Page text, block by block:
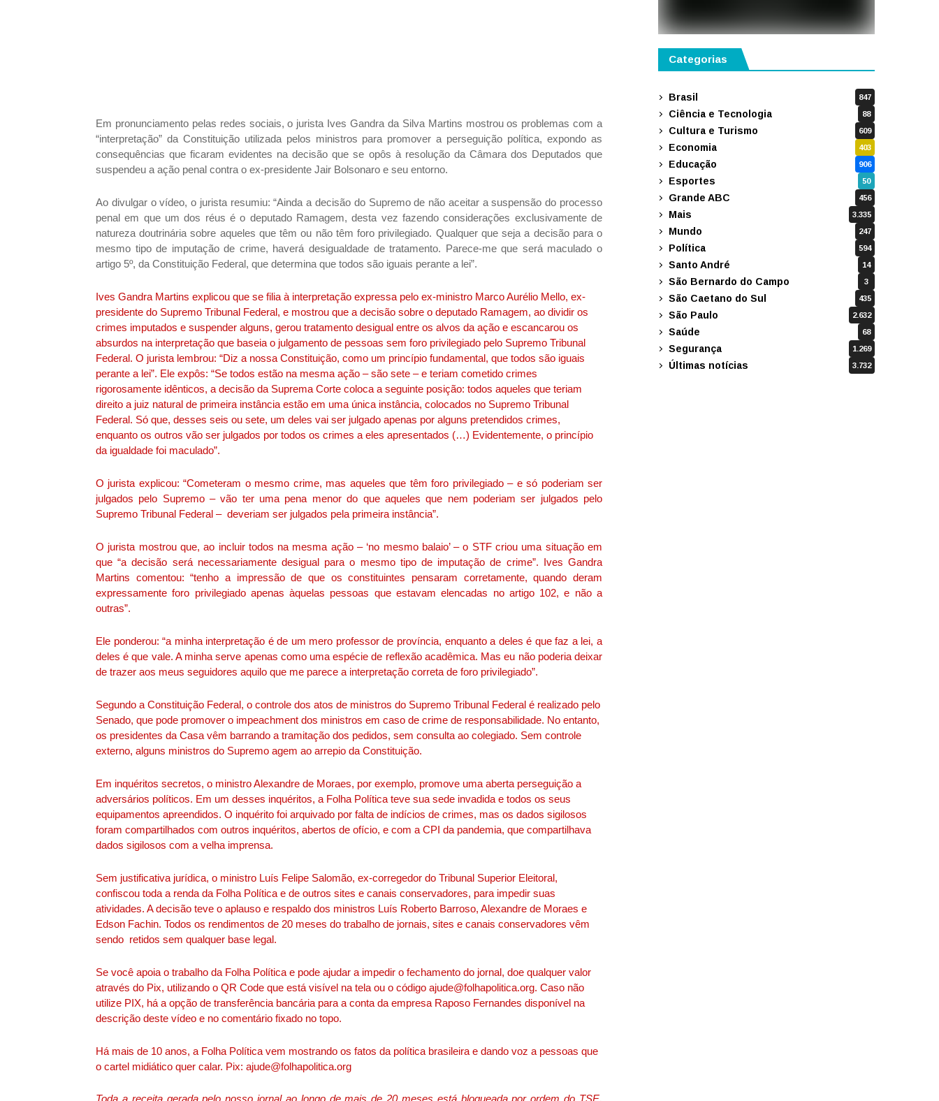
Em pronunciamento pelas redes sociais, o jurista Ives Gandra da Silva Martins mostrou os problemas com a
“interpretação” da Constituição utilizada pelos ministros para promover a perseguição política, expondo as
consequências que ficaram evidentes na decisão que se opôs à resolução da Câmara dos Deputados que
suspendeu a ação penal contra o ex-presidente Jair Bolsonaro e seu entorno.
Ao divulgar o vídeo, o jurista resumiu: “Ainda a decisão do Supremo de não aceitar a suspensão do processo
penal em que um dos réus é o deputado Ramagem, desta vez fazendo considerações exclusivamente de
natureza doutrinária sobre aqueles que têm ou não têm foro privilegiado. Qualquer que seja a decisão para o
mesmo tipo de imputação de crime, haverá desigualdade de tratamento. Parece-me que será maculado o
artigo 5º, da Constituição Federal, que determina que todos são iguais perante a lei”.
Ives Gandra Martins explicou que se filia à interpretação expressa pelo ex-ministro Marco Aurélio Mello, ex-
presidente do Supremo Tribunal Federal, e mostrou que a decisão sobre o deputado Ramagem, ao dividir os
crimes imputados e suspender alguns, gerou tratamento desigual entre os alvos da ação e escancarou os
absurdos na interpretação que baseia o julgamento de pessoas sem foro privilegiado pelo Supremo Tribunal
Federal. O jurista lembrou: “Diz a nossa Constituição, como um princípio fundamental, que todos são iguais
perante a lei”. Ele expôs: “Se todos estão na mesma ação – são sete – e teriam cometido crimes
rigorosamente idênticos, a decisão da Suprema Corte coloca a seguinte posição: todos aqueles que teriam
direito a juiz natural de primeira instância estão em uma única instância, colocados no Supremo Tribunal
Federal. Só que, desses seis ou sete, um deles vai ser julgado apenas por alguns pretendidos crimes,
enquanto os outros vão ser julgados por todos os crimes a eles apresentados (…) Evidentemente, o princípio
da igualdade foi maculado”.
O jurista explicou: “Cometeram o mesmo crime, mas aqueles que têm foro privilegiado – e só poderiam ser
julgados pelo Supremo – vão ter uma pena menor do que aqueles que nem poderiam ser julgados pelo
Supremo Tribunal Federal – deveriam ser julgados pela primeira instância”.
O jurista mostrou que, ao incluir todos na mesma ação – ‘no mesmo balaio’ – o STF criou uma situação em
que “a decisão será necessariamente desigual para o mesmo tipo de imputação de crime”. Ives Gandra
Martins comentou: “tenho a impressão de que os constituintes pensaram corretamente, quando deram
expressamente foro privilegiado apenas àquelas pessoas que estavam elencadas no artigo 102, e não a
outras”.
Ele ponderou: “a minha interpretação é de um mero professor de província, enquanto a deles é que faz a lei, a
deles é que vale. A minha serve apenas como uma espécie de reflexão acadêmica. Mas eu não poderia deixar
de trazer aos meus seguidores aquilo que me parece a interpretação correta de foro privilegiado”.
Segundo a Constituição Federal, o controle dos atos de ministros do Supremo Tribunal Federal é realizado pelo
Senado, que pode promover o impeachment dos ministros em caso de crime de responsabilidade. No entanto,
os presidentes da Casa vêm barrando a tramitação dos pedidos, sem consulta ao colegiado. Sem controle
externo, alguns ministros do Supremo agem ao arrepio da Constituição.
Em inquéritos secretos, o ministro Alexandre de Moraes, por exemplo, promove uma aberta perseguição a
adversários políticos. Em um desses inquéritos, a Folha Política teve sua sede invadida e todos os seus
equipamentos apreendidos. O inquérito foi arquivado por falta de indícios de crimes, mas os dados sigilosos
foram compartilhados com outros inquéritos, abertos de ofício, e com a CPI da pandemia, que compartilhava
dados sigilosos com a velha imprensa.
Sem justificativa jurídica, o ministro Luís Felipe Salomão, ex-corregedor do Tribunal Superior Eleitoral,
confiscou toda a renda da Folha Política e de outros sites e canais conservadores, para impedir suas
atividades. A decisão teve o aplauso e respaldo dos ministros Luís Roberto Barroso, Alexandre de Moraes e
Edson Fachin. Todos os rendimentos de 20 meses do trabalho de jornais, sites e canais conservadores vêm
sendo retidos sem qualquer base legal.
Se você apoia o trabalho da Folha Política e pode ajudar a impedir o fechamento do jornal, doe qualquer valor
através do Pix, utilizando o QR Code que está visível na tela ou o código ajude@folhapolitica.org. Caso não
utilize PIX, há a opção de transferência bancária para a conta da empresa Raposo Fernandes disponível na
descrição deste vídeo e no comentário fixado no topo.
Há mais de 10 anos, a Folha Política vem mostrando os fatos da política brasileira e dando voz a pessoas que
o cartel midiático quer calar. Pix: ajude@folhapolitica.org
Categorias
Brasil 847
Ciência e Tecnologia 88
Cultura e Turismo 609
Economia 403
Educação 906
Esportes 50
Grande ABC 456
Mais 3.335
Mundo 247
Política 594
Santo André 14
São Bernardo do Campo 3
São Caetano do Sul 435
São Paulo 2.632
Saúde 68
Segurança 1.269
Últimas notícias 3.732